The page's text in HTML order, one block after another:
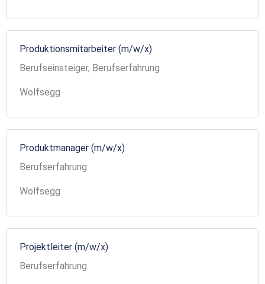
Produktionsmitarbeiter (m/w/x)
Berufseinsteiger, Berufserfahrung
Wolfsegg
Produktmanager (m/w/x)
Berufserfahrung
Wolfsegg
Projektleiter (m/w/x)
Berufserfahrung